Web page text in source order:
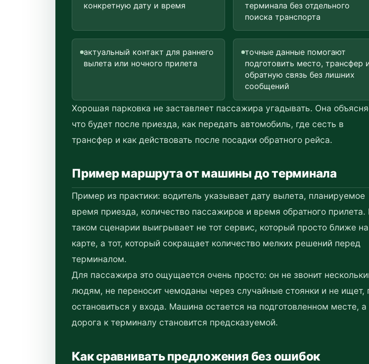
конкретную дату и время
терминала без отдельного
поиска транспорта
актуальный контакт для раннего
вылета или ночного прилета
точные данные помогают
подготовить место, трансфер
обратную связь без лишних
сообщений
Хорошая парковка не заставляет пассажира угадывать. Она
что будет после приезда, как передать автомобиль, где сесть в
трансфер и как действовать после посадки обратного рейса.
Пример маршрута от машины до терминала
Пример из практики: водитель указывает дату вылета, планируемое
время приезда, количество пассажиров и время обратного прилета.
таком сценарии выигрывает не тот сервис, который просто ближе на
карте, а тот, который сокращает количество мелких решений перед
терминалом.
Для пассажира это ощущается очень просто: он не звонит
людям, не переносит чемоданы через случайные стоянки и не ищет,
остановиться у входа. Машина остается на подготовленном месте, а
дорога к терминалу становится предсказуемой.
Как сравнивать предложения без ошибок